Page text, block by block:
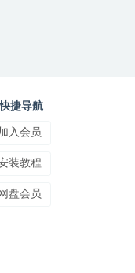
捷导航
入会员
装教程
网盘会员